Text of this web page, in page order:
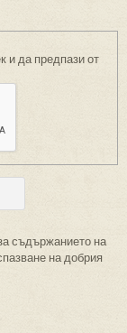
и да предпази от
съдържанието на
на добрия